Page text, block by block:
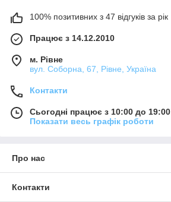
100% позитивних з 47 відгуків за рік
Працює з 14.12.2010
м. Рівне
вул. Соборна, 67, Рівне, Україна
Контакти
Сьогодні працює з 10:00 до 19:00
Показати весь графік роботи
Про нас
Контакти